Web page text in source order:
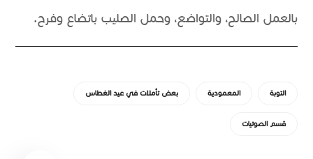
بالعمل الصالح، والتواضع، وحمل الصليب باتضاع وفرح.
التوبة المعمودية بعض تأملات في عيد الغطاس
قسم الصوتيات